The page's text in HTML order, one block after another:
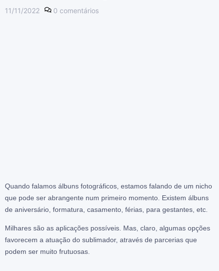
11/11/2022 0 comentários
Quando falamos álbuns fotográficos, estamos falando de um nicho
que pode ser abrangente num primeiro momento. Existem álbuns
de aniversário, formatura, casamento, férias, para gestantes, etc.
Milhares são as aplicações possíveis. Mas, claro, algumas opções
favorecem a atuação do sublimador, através de parcerias que
podem ser muito frutuosas.